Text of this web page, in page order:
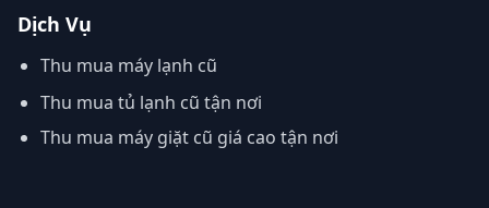
Dịch Vụ
Thu mua máy lạnh cũ
Thu mua tủ lạnh cũ tận nơi
Thu mua máy giặt cũ giá cao tận nơi